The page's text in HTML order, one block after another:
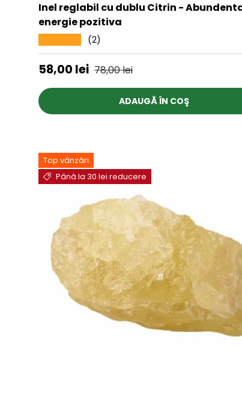
Inel reglabil cu dublu Citrin -
energie pozitiva
(2)
Preț de vânzare
58,00 lei Preț obișnuit
78,00 lei
ADAUGĂ ÎN COŞ
Top vânzări
Până la 30 lei reducere